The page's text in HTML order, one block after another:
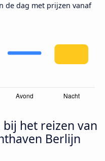
de dag met prijzen vanaf
het reizen van
Berlijn